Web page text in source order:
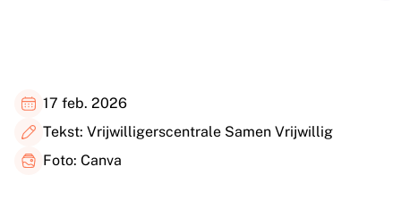
17 feb. 2026
Tekst: Vrijwilligerscentrale Samen Vrijwillig
Foto: Canva